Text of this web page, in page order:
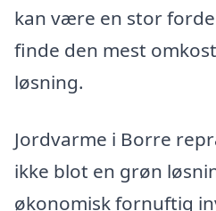
kan være en stor
finde den mest
løsning.
Jordvarme i Borre
ikke blot en grøn
økonomisk fornuftig